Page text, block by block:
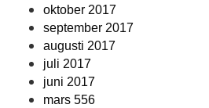
oktober 2017
september 2017
augusti 2017
juli 2017
juni 2017
mars 556